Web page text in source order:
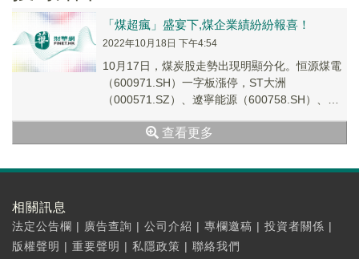
「煤超瘋」盛宴下,煤企業績紛紛報喜！
2022年10月18日 下午4:54
10月17日，煤炭股走勢出現明顯分化。恒源煤電
（600971.SH）一字板漲停，ST大洲
（000571.SZ）、遼寧能源（600758.SH）、雲
查看更多
相關訊息
法定公告欄 | 廣告查詢 | 公司介紹 | 專欄邀稿 | 投資者關係 |
版權聲明 | 重要聲明 | 私隱政策 | 聯絡我們